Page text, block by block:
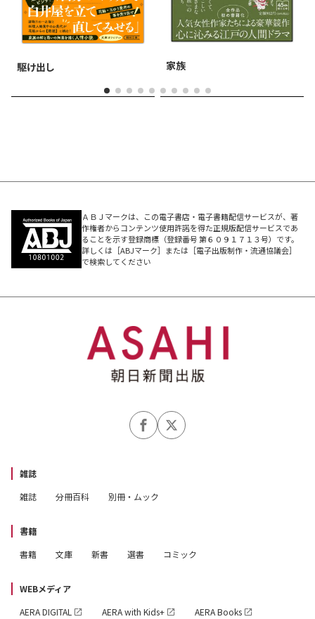
永井紗耶子「母の顔」
若き絵師が、身重の妾の
亡き母の似絵を依頼されて
坂井希久子「なんてん」
藤原緋沙子「鈴虫鳴く」
思いもよらぬ現実
駆け出し 家族
ＡＢＪマークは、この電子書店・電子書籍配信サービスが、著
作権者からコンテンツ使用許諾を得た正規版配信サービスであ
ることを示す登録商標（登録番号 第６０９１７１３号）です。
詳しくは［ABJマーク］または［電子出版制作・流通協議会］
で検索してください
雑誌
雑誌
分冊百科 別冊・ムック
書籍
書籍
文庫 新書 選書 コミック
WEBメディア
AERA DIGITAL
AERA with Kids+
AERA Books